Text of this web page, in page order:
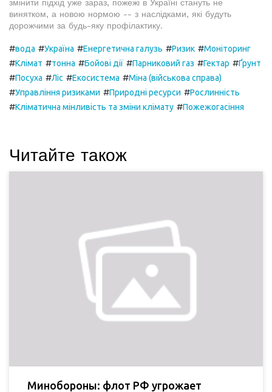
змінити підхід уже зараз, пожежі в Україні стануть не
винятком, а новою нормою -- з наслідками, які будуть
дорожчими за будь-яку профілактику.
#вода #Україна #Енергетична галузь #Ризик #Моніторинг
#Клімат #тонна #Бойові дії #Парниковий газ #Гектар #Ґрунт
#Посуха #Ліс #Екосистема #Міна (військова справа)
#Управління ризиками #Природні ресурси #Рослинність
#Кліматична мінливість та зміни клімату #Пожежогасіння
Читайте також
Минобороны: флот РФ угрожает